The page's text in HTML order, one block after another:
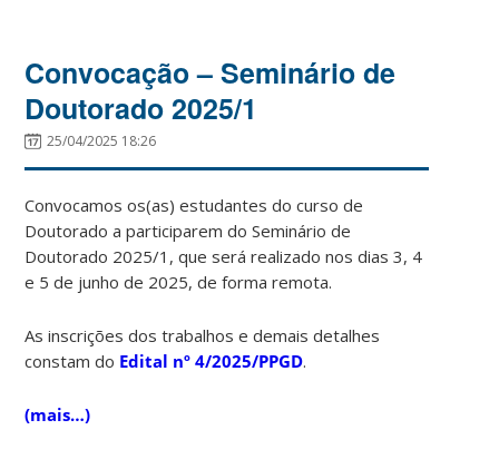
Convocação – Seminário de
Doutorado 2025/1
25/04/2025 18:26
Convocamos os(as) estudantes do curso de
Doutorado a participarem do Seminário de
Doutorado 2025/1, que será realizado nos dias 3, 4
e 5 de junho de 2025, de forma remota.
As inscrições dos trabalhos e demais detalhes
constam do Edital nº 4/2025/PPGD.
(mais…)